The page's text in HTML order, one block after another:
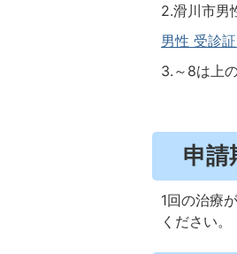
2.滑川市男
男性 受診
3.～8は上
申請
1回の治療
ください。